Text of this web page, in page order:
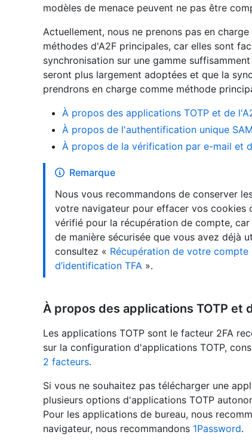
modèles de menace peuvent ne pas être
Actuellement, nous ne prenons pas en
méthodes d'A2F principales, car elles sont
synchronisation sur une gamme
seront plus largement adoptées et que la
prendrons en charge comme méthode
À propos des applications TOTP et de
À propos de l'authentification unique
À propos de la vérification par e-mail et
Remarque
Nous vous recommandons de conserver
votre navigateur pour effacer vos cookies
vérifié pour la récupération de compte, car
de manière sécurisée que vous avez déjà
consultez « Récupération de votre
d’identification TFA ».
À propos des applications TOTP et
Les applications TOTP sont le facteur 2FA
sur la configuration d'applications TOTP,
2 facteurs.
Si vous ne souhaitez pas télécharger une
plusieurs options d'applications TOTP
Pour les applications de bureau, nous
navigateur, nous recommandons 1Password.